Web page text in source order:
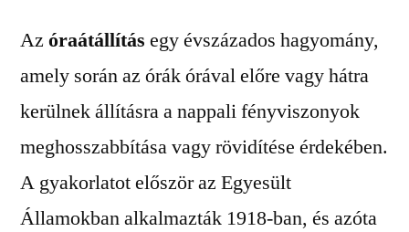
Az óraátállítás egy évszázados hagyomány,
amely során az órák órával előre vagy hátra
kerülnek állításra a nappali fényviszonyok
meghosszabbítása vagy rövidítése érdekében.
A gyakorlatot először az Egyesült
Államokban alkalmazták 1918-ban, és azóta